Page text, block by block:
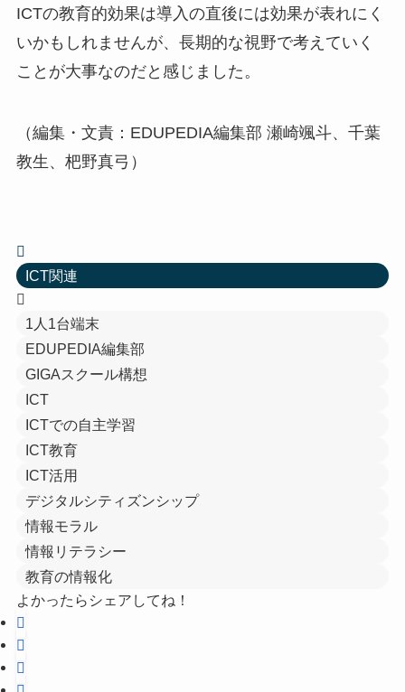
ICTの教育的効果は導入の直後には効果が表れにく
いかもしれませんが、長期的な視野で考えていく
ことが大事なのだと感じました。
（編集・文責：EDUPEDIA編集部 瀬崎颯斗、千葉
教生、杷野真弓）
ICT関連
1人1台端末
EDUPEDIA編集部
GIGAスクール構想
ICT
ICTでの自主学習
ICT教育
ICT活用
デジタルシティズンシップ
情報モラル
情報リテラシー
教育の情報化
よかったらシェアしてね！